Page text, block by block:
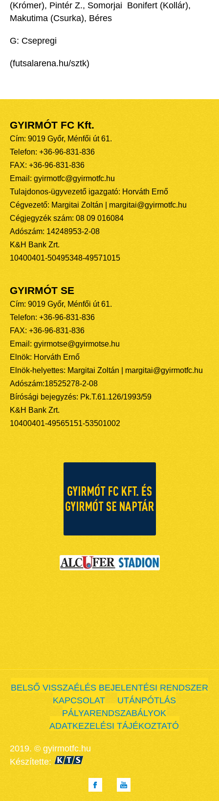
(Krómer), Pintér Z., Somorjai  Bonifert (Kollár),
Makutima (Csurka), Béres
G: Csepregi
(futsalarena.hu/sztk)
GYIRMÓT FC Kft.
Cím: 9019 Győr, Ménfői út 61.
Telefon: +36-96-831-836
FAX: +36-96-831-836
Email: gyirmotfc@gyirmotfc.hu
Tulajdonos-ügyvezető igazgató: Horváth Ernő
Cégvezető: Margitai Zoltán | margitai@gyirmotfc.hu
Cégjegyzék szám: 08 09 016084
Adószám: 14248953-2-08
K&H Bank Zrt.
10400401-50495348-49571015
GYIRMÓT SE
Cím: 9019 Győr, Ménfői út 61.
Telefon: +36-96-831-836
FAX: +36-96-831-836
Email: gyirmotse@gyirmotse.hu
Elnök: Horváth Ernő
Elnök-helyettes: Margitai Zoltán | margitai@gyirmotfc.hu
Adószám:18525278-2-08
Bírósági bejegyzés: Pk.T.61.126/1993/59
K&H Bank Zrt.
10400401-49565151-53501002
BELSŐ VISSZAÉLÉS BEJELENTÉSI RENDSZER
KAPCSOLAT
UTÁNPÓTLÁS
PÁLYARENDSZABÁLYOK
ADATKEZELÉSI TÁJÉKOZTATÓ
2019. © gyirmotfc.hu
Készítette: